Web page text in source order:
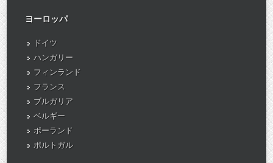
ヨーロッパ
ドイツ
ハンガリー
フィンランド
フランス
ブルガリア
ベルギー
ポーランド
ポルトガル